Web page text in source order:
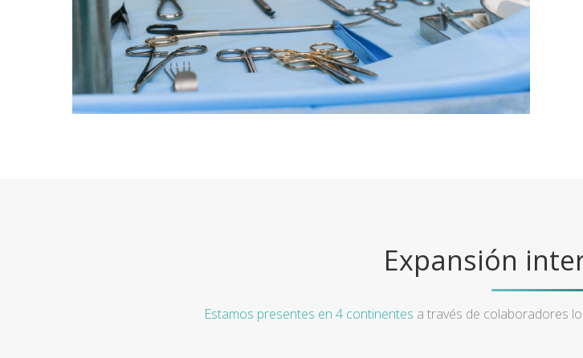
Expansión
Estamos presentes en 4 continentes a través de colaboradores